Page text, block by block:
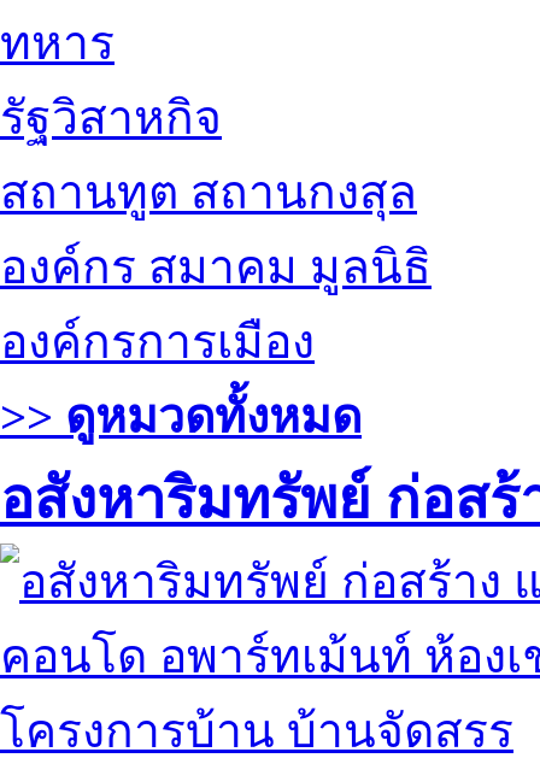
ทหาร
รัฐวิสาหกิจ
สถานทูต สถานกงสุล
องค์กร สมาคม มูลนิธิ
องค์กรการเมือง
>> ดูหมวดทั้งหมด
อสังหาริมทรัพย์ ก่อส
คอนโด อพาร์ทเม้นท์ ห้องเ
โครงการบ้าน บ้านจัดสรร